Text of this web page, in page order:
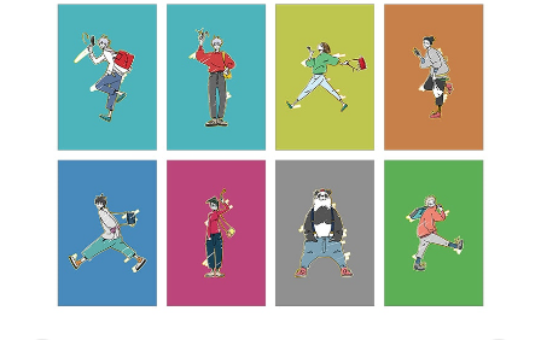
名探偵コナン
アニメ『僕のヒーローアカデミア』10周年
ハイキュー!!ジャージ＆ユニフォーム
『無職転生Ⅲ ～異世界行ったら本気だす～』
『ふつつかな悪女ではございますが ～雛宮蝶鼠と